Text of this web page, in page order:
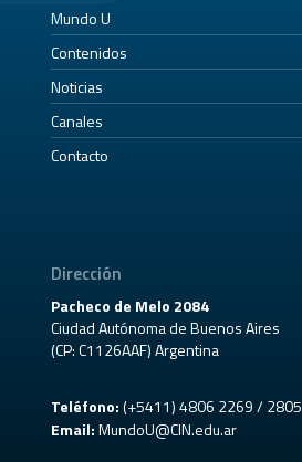
Mundo U
Contenidos
Noticias
Canales
Contacto
Dirección
Pacheco de Melo 2084
Ciudad Autónoma de Buenos Aires
(CP: C1126AAF) Argentina
Teléfono:(+5411) 4806 2269 / 2805
Email: MundoU@CIN.edu.ar